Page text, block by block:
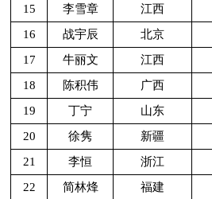
15
李雪章 江西
16
战宇辰 北京
17
牛丽文 江西
18
陈积伟 广西
19
丁宁 山东
20
徐隽 新疆
21
李恒 浙江
22
简林烽 福建